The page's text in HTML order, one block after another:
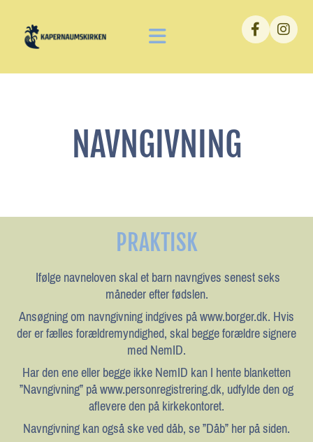
NAVNGIVNING
PRAKTISK
Ifølge navneloven skal et barn navngives senest seks
måneder efter fødslen.
Ansøgning om navngivning indgives på www.borger.dk. Hvis
der er fælles forældremyndighed, skal begge forældre signere
med NemID.
Har den ene eller begge ikke NemID kan I hente blanketten
”Navngivning” på www.personregistrering.dk, udfylde den og
aflevere den på kirkekontoret.
Navngivning kan også ske ved dåb, se ”Dåb” her på siden.